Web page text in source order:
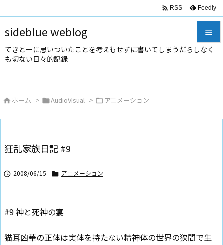
sideblue weblog
てきとーに思いついたことを考えもせずに書いてしまうだらしなく
も切ない日々的記録



 RSS Feedly
 ホーム > AudioVisual > アニメーション
狂乱家族日記 #9
 2008/06/15  アニメーション
#9 神と死神の宴
猫耳凶華の正体は実体を持たない精神体の世界の狭間で生